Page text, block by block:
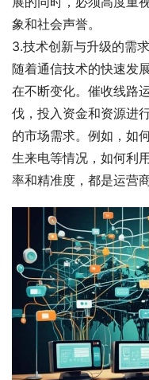
象和社会声誉。
3.技术创新与升级的需求
随着通信技术的快速发
在不断变化。催收线路
伐，投入资金和资源进
的市场需求。例如，如
生来电等情况，如何利
率和精准度，都是运营